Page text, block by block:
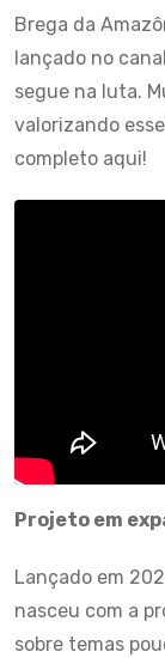
Brega da
lançado no
segue na luta.
valorizando
completo aqui!
Projeto em
Lançado em
nasceu com a
sobre temas